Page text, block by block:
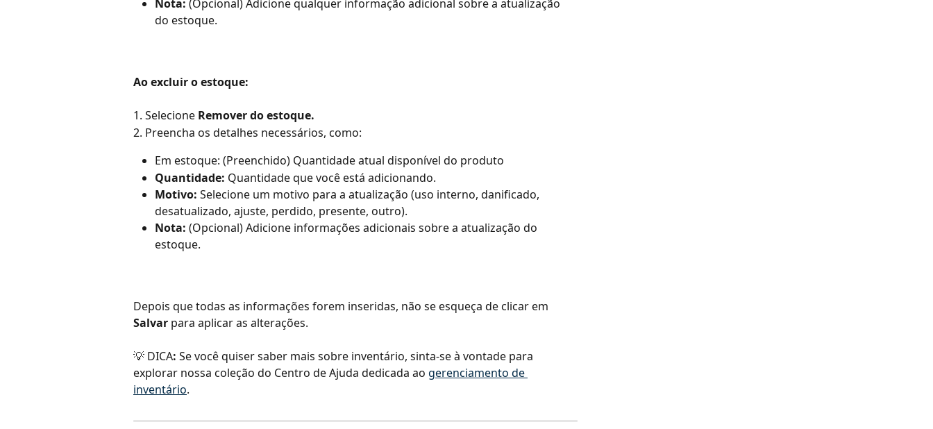
Nota: (Opcional) Adicione qualquer informação adicional sobre a atualização
do estoque.
Ao excluir o estoque:
1. Selecione Remover do estoque.
2. Preencha os detalhes necessários, como:
Em estoque: (Preenchido) Quantidade atual disponível do produto
Quantidade: Quantidade que você está adicionando.
Motivo: Selecione um motivo para a atualização (uso interno, danificado,
desatualizado, ajuste, perdido, presente, outro).
Nota: (Opcional) Adicione informações adicionais sobre a atualização do
estoque.
Depois que todas as informações forem inseridas, não se esqueça de clicar em
Salvar para aplicar as alterações.
💡 DICA: Se você quiser saber mais sobre inventário, sinta-se à vontade para
explorar nossa coleção do Centro de Ajuda dedicada ao gerenciamento de
inventário.